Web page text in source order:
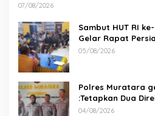
07/08/2026
Sambut HUT RI
Gelar Rapat
05/08/2026
Polres Muratara
:Tetapkan Dua
Kecelakaan Maut
04/08/2026